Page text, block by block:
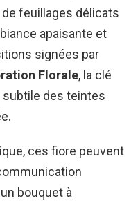
feuillages délicats
apaisante et
signées par
Florale, la clé
des teintes
ces fiore peuvent
bouquet à